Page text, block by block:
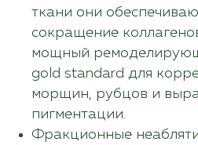
ткани они
сокращение
мощный
gold standard для
морщин, рубцов и
пигментации.
Фракционные